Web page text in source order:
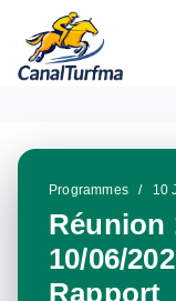
contenu
Programmes / 10
Réunion
10/06/
Rapport